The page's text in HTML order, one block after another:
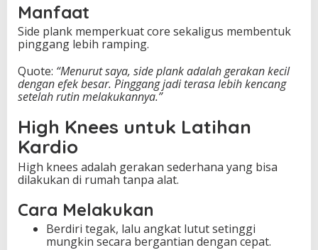
Manfaat
Side plank memperkuat core sekaligus membentuk
pinggang lebih ramping.
Quote: “Menurut saya, side plank adalah gerakan kecil
dengan efek besar. Pinggang jadi terasa lebih kencang
setelah rutin melakukannya.”
High Knees untuk Latihan
Kardio
High knees adalah gerakan sederhana yang bisa
dilakukan di rumah tanpa alat.
Cara Melakukan
Berdiri tegak, lalu angkat lutut setinggi
mungkin secara bergantian dengan cepat.